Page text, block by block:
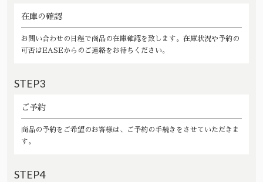
在庫の確認
お問い合わせの日程で商品の在庫確認を致します。在庫状況や予約の
可否はEASEからのご連絡をお待ちください。
STEP3
ご予約
商品の予約をご希望のお客様は、ご予約の手続きをさせていただきま
す。
STEP4